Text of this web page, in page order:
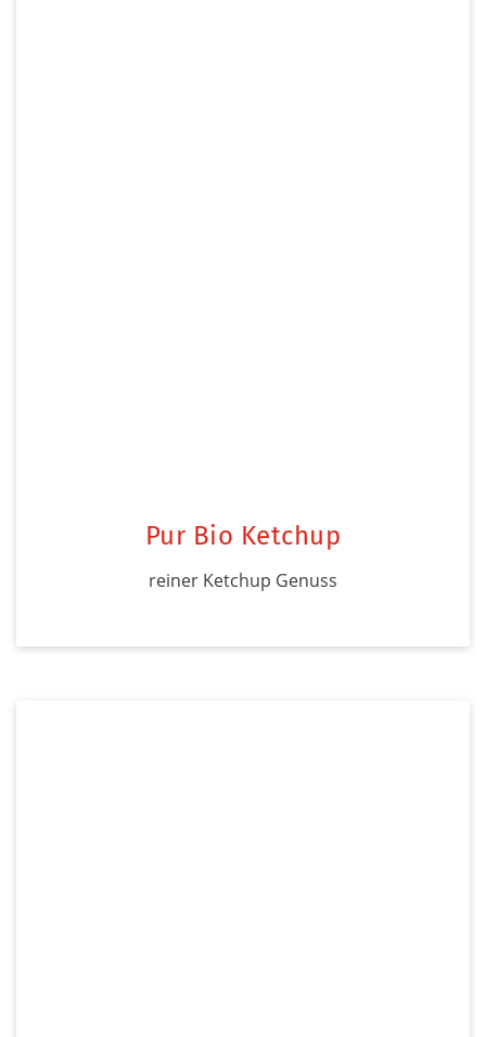
Pur Bio Ketchup
reiner Ketchup Genuss